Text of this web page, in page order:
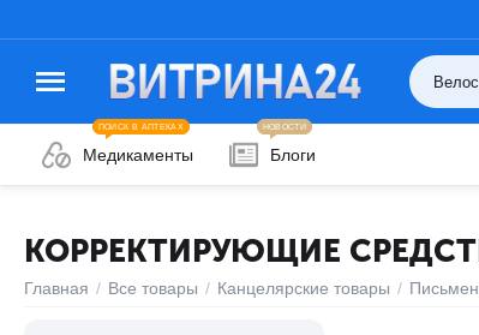
Медикаменты
ПОИСК В АПТЕКАХ
Блоги
НОВОСТИ
КОРРЕКТИРУЮЩИЕ
Главная / Все товары / Канцелярские товары /